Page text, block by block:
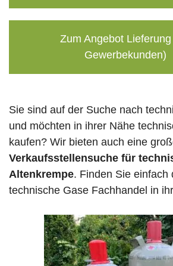
Zum Angebot
Gewerbekunden)
Sie sind auf der Suche nach
und möchten in ihrer Nähe
kaufen? Wir bieten auch eine
Verkaufsstellensuche für
Altenkrempe. Finden Sie einfach
technische Gase Fachhandel in